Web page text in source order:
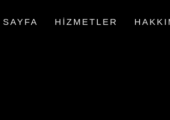
HIZMETLER